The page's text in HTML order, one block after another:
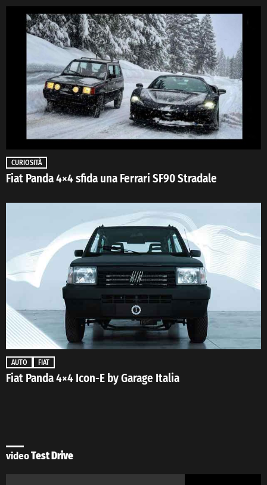
CURIOSITÀ
Fiat Panda 4×4 sfida una Ferrari SF90 Stradale
AUTO FIAT
Fiat Panda 4×4 Icon-E by Garage Italia
videoTest Drive